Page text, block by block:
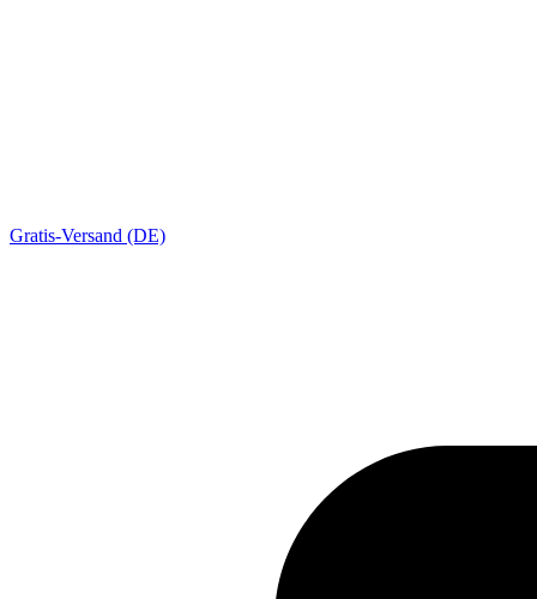
Gratis-Versand (DE)